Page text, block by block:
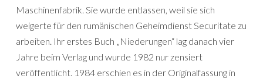
Maschinenfabrik. Sie wurde entlassen, weil sie sich
weigerte für den rumänischen Geheimdienst Securitate zu
arbeiten. Ihr erstes Buch „Niederungen“ lag danach vier
Jahre beim Verlag und wurde 1982 nur zensiert
veröffentlicht. 1984 erschien es in der Originalfassung in